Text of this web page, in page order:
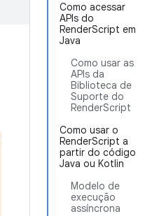
Como acessar
APIs do
RenderScript em
Java
Como usar as
APIs da
Biblioteca de
Suporte do
RenderScript
Como usar o
RenderScript a
partir do código
Java ou Kotlin
Modelo de
execução
assíncrona